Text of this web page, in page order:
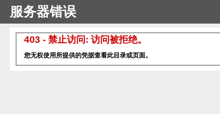
服务器错误
403 - 禁止访问: 访问被拒绝。
您无权使用所提供的凭据查看此目录或页面。